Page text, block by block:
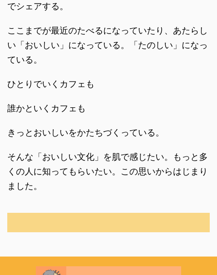
でシェアする。
ここまでが最近のたべるになっていたり、あたらし
い「おいしい」になっている。「たのしい」になっ
ている。
ひとりでいくカフェも
誰かといくカフェも
きっとおいしいをかたちづくっている。
そんな「おいしい文化」を肌で感じたい。もっと多
くの人に知ってもらいたい。この思いからはじまり
ました。